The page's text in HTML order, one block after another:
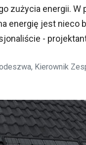
zużycia energii.
energię jest nieco
-
Kierownik